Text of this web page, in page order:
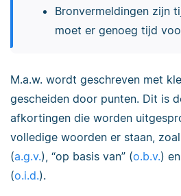
Bronvermeldingen zijn
moet er genoeg tijd
M.a.w. wordt geschreven met
gescheiden door punten. Dit is
afkortingen die worden
volledige woorden er staan,
(a.g.v.), “op basis van” (o.b.v.)
(o.i.d.).